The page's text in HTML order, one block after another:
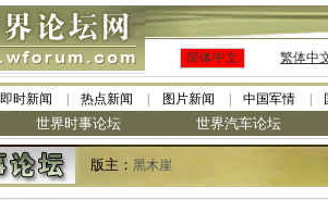
简体中文 繁体中
即时新闻 热点新闻 图片新闻 中国军情
世界时事论坛 世界汽车论坛
版主： 黑木崖